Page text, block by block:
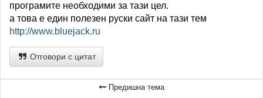
програмите необходими за тази цел.
а това е един полезен руски сайт на тази тем
http://www.bluejack.ru
Отговори с цитат
Предишна тема